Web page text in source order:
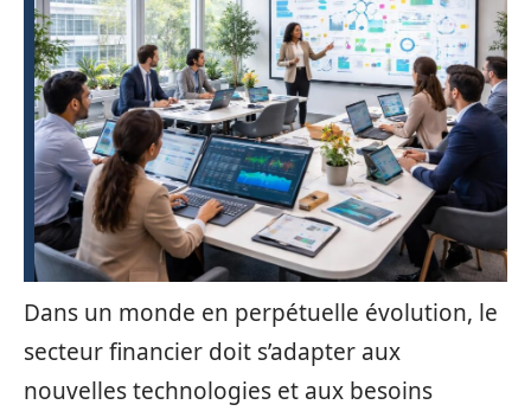
Dans un monde en perpétuelle évolution, le
secteur financier doit s’adapter aux
nouvelles technologies et aux besoins